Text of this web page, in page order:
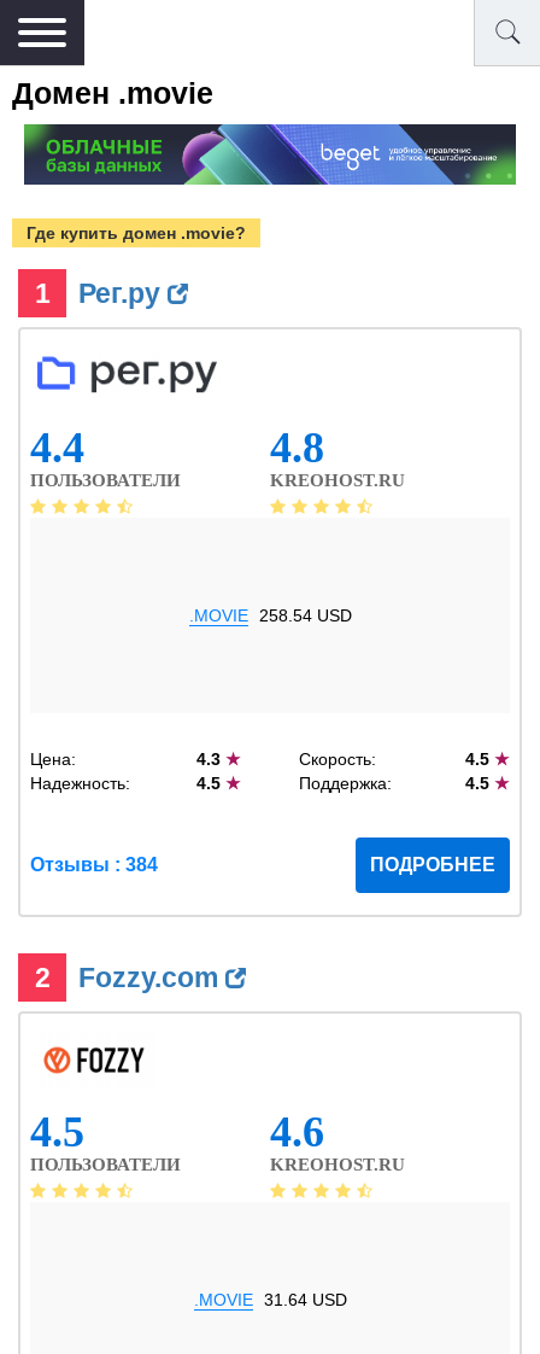
Домен .movie
Где купить домен .movie?
1 Рег.ру
4.4
ПОЛЬЗОВАТЕЛИ
4.8
KREOHOST.RU
.MOVIE 258.54 USD
Цена: 4.3★ Скорость: 4.5 ★
Надежность:
4.5★ Поддержка: 4.5 ★
Отзывы : 384 ПОДРОБНЕЕ
2 Fozzy.com
4.5
ПОЛЬЗОВАТЕЛИ
4.6
KREOHOST.RU
.MOVIE 31.64 USD